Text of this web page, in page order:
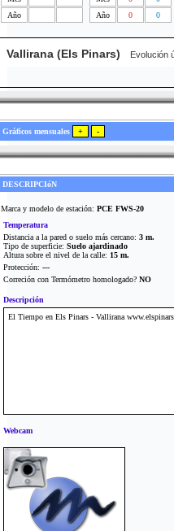
Año
Año 0 0
Vallirana (Els Pinars) Evolución
Gráficos mensuales
DESCRIPCIóN
Marca y modelo de estación: PCE FWS-20
Temperatura
Distancia a la pared o suelo más cercano: 3 m.
Tipo de superficie: Suelo ajardinado
Altura sobre el nivel de la calle: 15 m.
Protección: ---
Correción con Termómetro homologado? NO
Descripción
El Tiempo en Els Pinars - Vallirana
Webcam